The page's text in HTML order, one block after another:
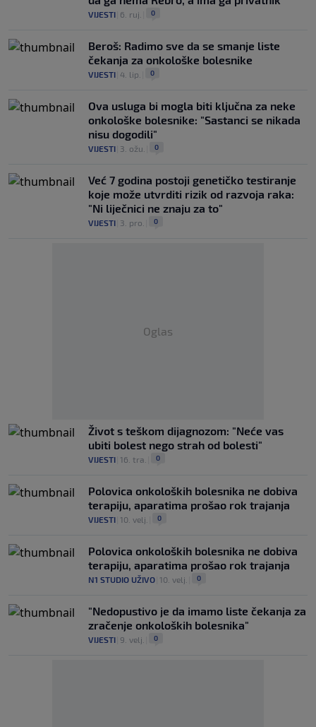
VIJESTI 6. ruj. 0
Beroš: Radimo sve da se smanje liste
čekanja za onkološke bolesnike
VIJESTI 4. lip. 0
Ova usluga bi mogla biti ključna za neke
onkološke bolesnike: "Sastanci se nikada
nisu dogodili"
VIJESTI 3. ožu. 0
Već 7 godina postoji genetičko testiranje
koje može utvrditi rizik od razvoja raka:
"Ni liječnici ne znaju za to"
VIJESTI 3. pro. 0
Oglas
Život s teškom dijagnozom: "Neće vas
ubiti bolest nego strah od bolesti"
VIJESTI 16. tra. 0
Polovica onkoloških bolesnika ne dobiva
terapiju, aparatima prošao rok trajanja
VIJESTI 10. velj. 0
Polovica onkoloških bolesnika ne dobiva
terapiju, aparatima prošao rok trajanja
N1 STUDIO UŽIVO 10. velj. 0
"Nedopustivo je da imamo liste čekanja za
zračenje onkoloških bolesnika"
VIJESTI 9. velj. 0